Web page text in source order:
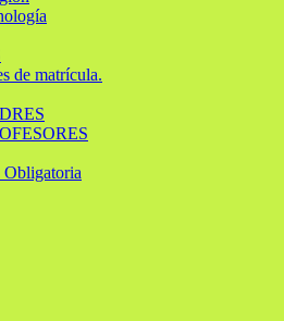
de matrícula.
Obligatoria